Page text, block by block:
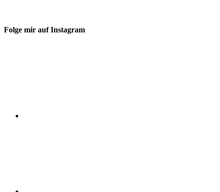
Folge mir auf Instagram